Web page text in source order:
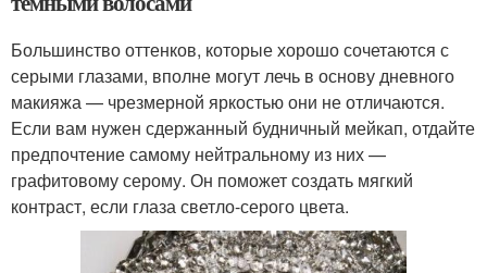
Большинство оттенков, которые хорошо сочетаются с
серыми глазами, вполне могут лечь в основу дневного
макияжа — чрезмерной яркостью они не отличаются.
Если вам нужен сдержанный будничный мейкап, отдайте
предпочтение самому нейтральному из них —
графитовому серому. Он поможет создать мягкий
контраст, если глаза светло-серого цвета.